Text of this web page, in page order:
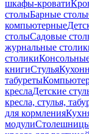
шкафы-кровати
столыБарные столы
компьютерные
столыСадовые
журнальные
столики
книгиСтулья
табуреты
креслаДетские
кресла, стулья,
для кормления
модули